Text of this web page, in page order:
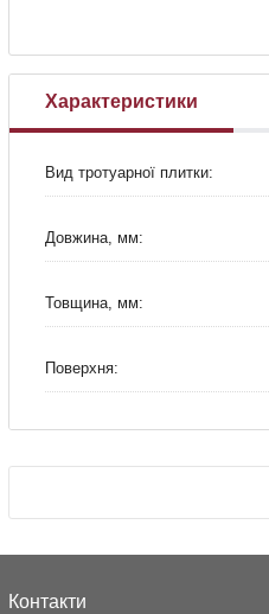
Характеристики
Вид тротуарної плитки:
Довжина, мм:
Товщина, мм:
Поверхня:
Контакти